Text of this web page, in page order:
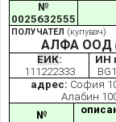
№
0025632555
ПОЛУЧАТЕЛ (купувач)
АЛФА ООД
ЕИК:
111222333
ИН
адрес: София
Алабин
№